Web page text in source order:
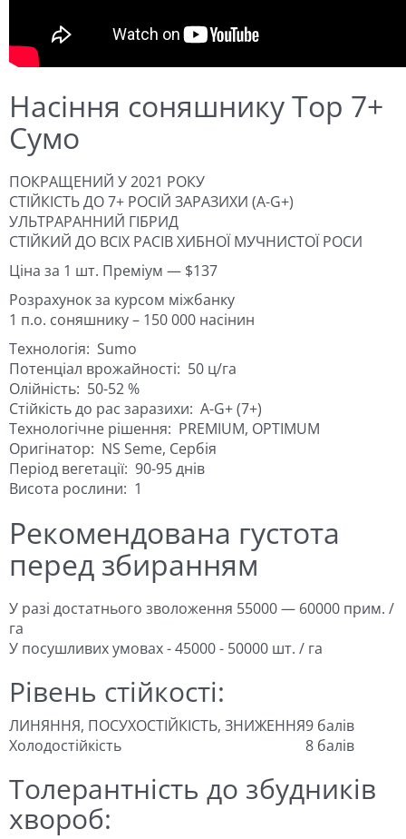
Насіння соняшнику Тор 7+
Сумо
ПОКРАЩЕНИЙ У 2021 РОКУ
СТІЙКІСТЬ ДО 7+ РОСІЙ ЗАРАЗИХИ (A-G+)
УЛЬТРАРАННИЙ ГІБРИД
СТІЙКИЙ ДО ВСІХ РАСІВ ХИБНОЇ МУЧНИСТОЇ РОСИ
Ціна за 1 шт. Преміум — $137
Розрахунок за курсом міжбанку
1 п.о. соняшнику – 150 000 насінин
Технологія: Sumo
Потенціал врожайності: 50 ц/га
Олійність: 50-52 %
Стійкість до рас заразихи: A-G+ (7+)
Технологічне рішення: PREMIUM, OPTIMUM
Оригінатор: NS Seme, Сербія
Період вегетації: 90-95 днів
Висота рослини: 1
Рекомендована густота
перед збиранням
У разі достатнього зволоження 55000 — 60000 прим. /
га
У посушливих умовах - 45000 - 50000 шт. / га
Рівень стійкості:
ЛИНЯННЯ, ПОСУХОСТІЙКІСТЬ, ЗНИЖЕННЯ9 балів
Холодостійкість
8 балів
Толерантність до збудників
хвороб: